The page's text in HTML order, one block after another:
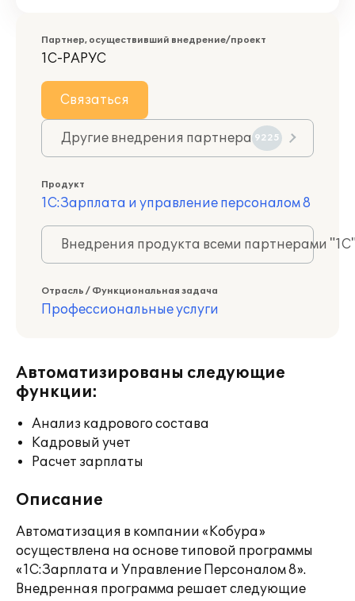
Партнер, осуществивший внедрение/проект
1С-РАРУС
Связаться
Другие внедрения партнера 9225
Продукт
1С:Зарплата и управление персоналом 8
Внедрения продукта всеми партнерами
Отрасль / Функциональная задача
Профессиональные услуги
Автоматизированы следующие
функции:
Анализ кадрового состава
Кадровый учет
Расчет зарплаты
Описание
Автоматизация в компании «Кобура»
осуществлена на основе типовой программы
«1С:Зарплата и Управление Персоналом 8».
Внедренная программа решает следующие